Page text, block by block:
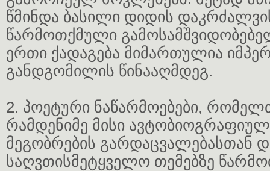
წმინდა ბასილი დიდის
წარმოთქმული
ერთი ქადაგება მიმართულია
განდგომილის წინააღმდეგ.
2. პოეტური ნაწარმოებები,
რამდენიმე მისი
მეგობრების გარდაცვალებასთან
საღვთისმეტყველო თემებზე